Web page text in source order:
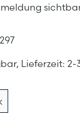
Lieferzeit: 2-
Gib